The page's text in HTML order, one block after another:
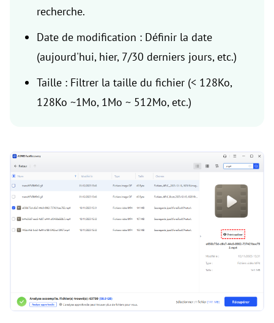
recherche.
Date de modification : Définir la date
(aujourd'hui, hier, 7/30 derniers jours, etc.)
Taille : Filtrer la taille du fichier (< 128Ko,
128Ko ~1Mo, 1Mo ~ 512Mo, etc.)